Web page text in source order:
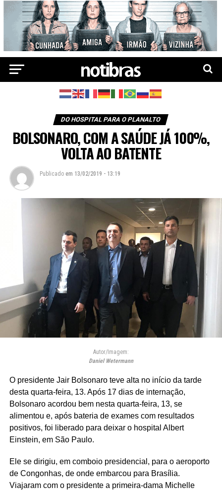
DO HOSPITAL PARA O PLANALTO
BOLSONARO, COM A SAÚDE JÁ 100%,
VOLTA AO BATENTE
Publicado em 13/02/2019 - 13:19
Autor/Imagem:
Daniel Wetermann
O presidente Jair Bolsonaro teve alta no início da tarde
desta quarta-feira, 13. Após 17 dias de internação,
Bolsonaro acordou bem nesta quarta-feira, 13, se
alimentou e, após bateria de exames com resultados
positivos, foi liberado para deixar o hospital Albert
Einstein, em São Paulo.
Ele se dirigiu, em comboio presidencial, para o aeroporto
de Congonhas, de onde embarcou para Brasília.
Viajaram com o presidente a primeira-dama Michelle